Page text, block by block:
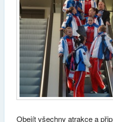
Obejít všechny atrakce a